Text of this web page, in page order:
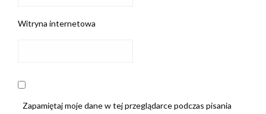
Witryna internetowa
Zapamiętaj moje dane w tej przeglądarce podczas pisania